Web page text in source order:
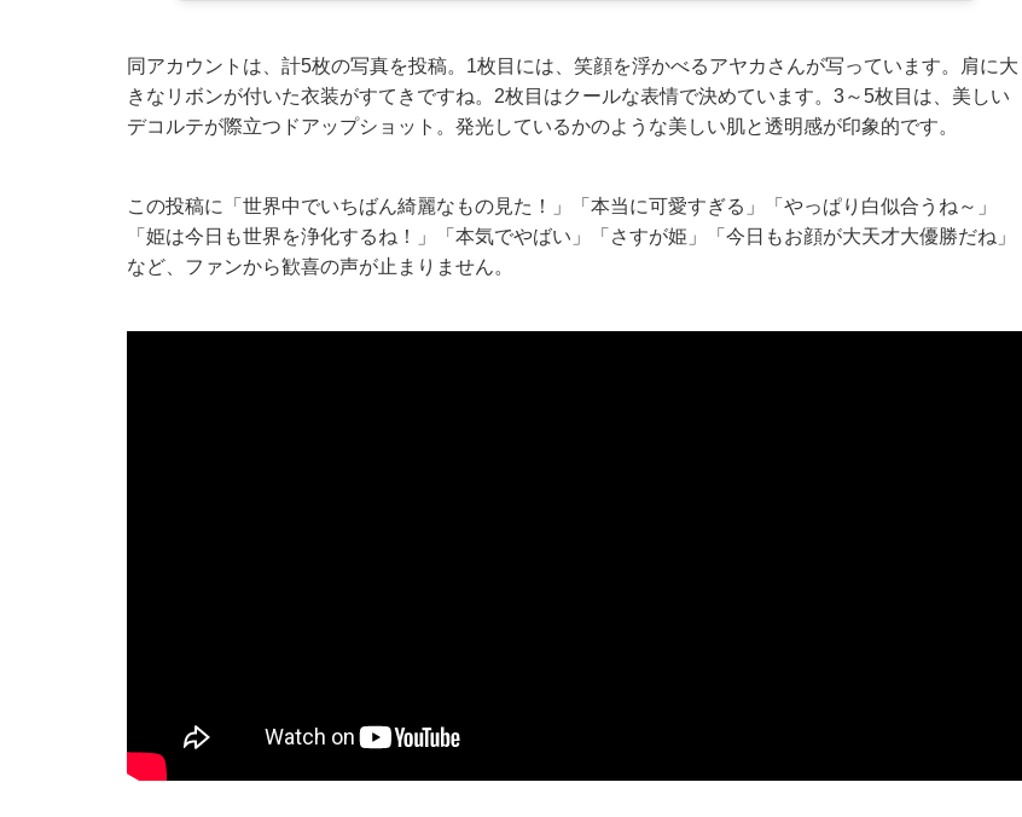
同アカウントは、計5枚の写真を投稿。1枚目には、笑顔を浮かべるアヤカさんが写っています。肩に大
きなリボンが付いた衣装がすてきですね。2枚目はクールな表情で決めています。3～5枚目は、美しい
デコルテが際立つドアップショット。発光しているかのような美しい肌と透明感が印象的です。
この投稿に「世界中でいちばん綺麗なもの見た！」「本当に可愛すぎる」「やっぱり白似合うね～」
「姫は今日も世界を浄化するね！」「本気でやばい」「さすが姫」「今日もお顔が大天才大優勝だね」
など、ファンから歓喜の声が止まりません。